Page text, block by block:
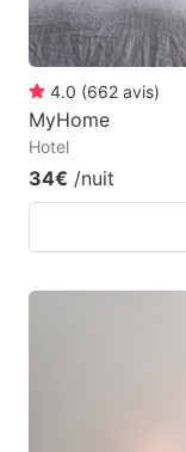
4.0 (662 avis)
MyHome
Hotel
34€ /nuit